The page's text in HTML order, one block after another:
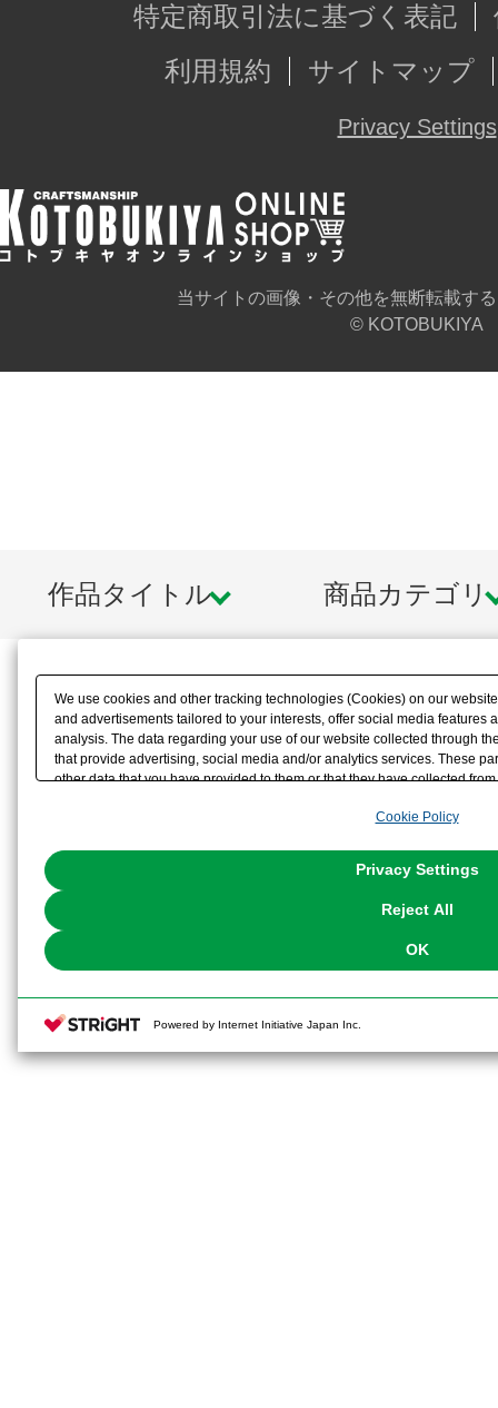
※画像は試作品です。実際の商品と
ます。また、撮影用に塗装されてお
特定商取引法に基づく表記
利用規約
サイトマップ
Privacy Settings
当サイトの画像・その他を無断転載す
© KOTOBUKIYA
作品タイトル 商品カテゴリ
We use cookies and other tracking technologies (Cookies) on our
and advertisements tailored to your interests, offer social media features
analysis. The data regarding your use of our website collected through
that provide advertising, social media and/or analytics services. These
other data that you have provided to them or that they have collected
the use of all Cookies except for Strictly Necessary Cookies, please
You can change your consent or rejection settings at any time via
Cookie Policy
Privacy Settings
Reject All
OK
Powered by Internet Initiative Japan Inc.